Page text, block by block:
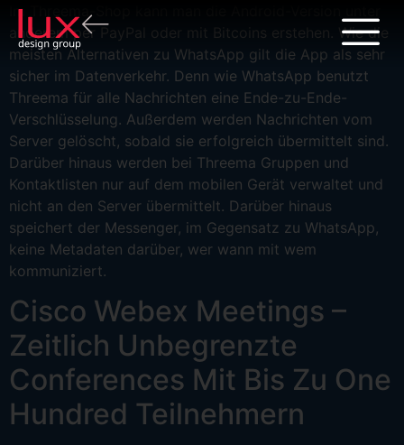
Im Threema-Shop kann man die Android-Version unter
anderem per PayPal oder mit Bitcoins erstehen. Wie die
meisten Alternativen zu WhatsApp gilt die App als sehr
sicher im Datenverkehr. Denn wie WhatsApp benutzt
Threema für alle Nachrichten eine Ende-zu-Ende-
Verschlüsselung. Außerdem werden Nachrichten vom
Server gelöscht, sobald sie erfolgreich übermittelt sind.
Darüber hinaus werden bei Threema Gruppen und
Kontaktlisten nur auf dem mobilen Gerät verwaltet und
nicht an den Server übermittelt. Darüber hinaus
speichert der Messenger, im Gegensatz zu WhatsApp,
keine Metadaten darüber, wer wann mit wem
kommuniziert.
Cisco Webex Meetings –
Zeitlich Unbegrenzte
Conferences Mit Bis Zu One
Hundred Teilnehmern